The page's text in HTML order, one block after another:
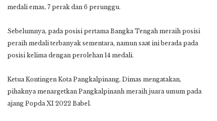
medali emas, 7 perak dan 6 perunggu.
Sebelumnya, pada posisi pertama Bangka Tengah meraih posisi
peraih medali terbanyak sementara, namun saat ini berada pada
posisi kelima dengan perolehan 14 medali.
Ketua Kontingen Kota Pangkalpinang, Dimas mengatakan,
pihaknya menargetkan Pangkalpinanh meraih juara umum pada
ajang Popda XI 2022 Babel.